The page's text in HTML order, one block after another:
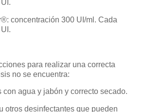
concentración 300 UI/ml. Cada
para realizar una correcta
no se encuentra:
con agua y jabón y correcto secado.
otros desinfectantes que pueden